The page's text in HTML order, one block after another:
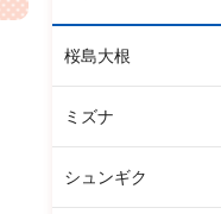
桜島大根
ミズナ
シュンギク